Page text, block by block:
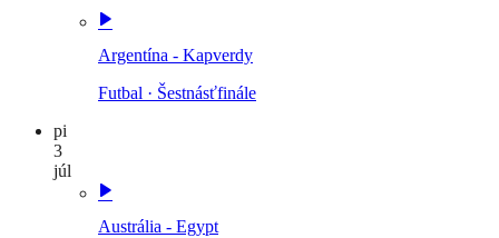
Argentína - Kapverdy
Futbal · Šestnásťfinále
pi
3
júl
Austrália - Egypt